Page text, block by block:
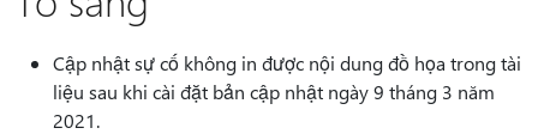
Cập nhật sự cố không in được nội dung đồ họa trong tài
liệu sau khi cài đặt bản cập nhật ngày 9 tháng 3 năm
2021.